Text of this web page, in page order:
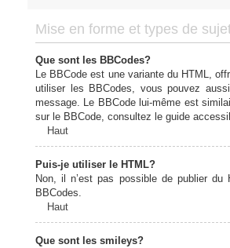
Mise en forme et types de
Que sont les BBCodes?
Le BBCode est une variante du HTML,
utiliser les BBCodes, vous pouvez
message. Le BBCode lui-même est
sur le BBCode, consultez le guide
Haut
Puis-je utiliser le HTML?
Non, il n’est pas possible de publier
BBCodes.
Haut
Que sont les smileys?